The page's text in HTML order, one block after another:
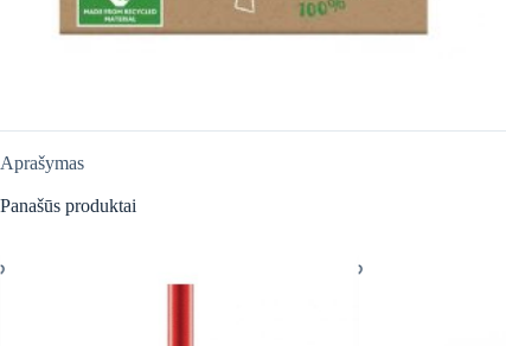
Aprašymas
Panašūs produktai